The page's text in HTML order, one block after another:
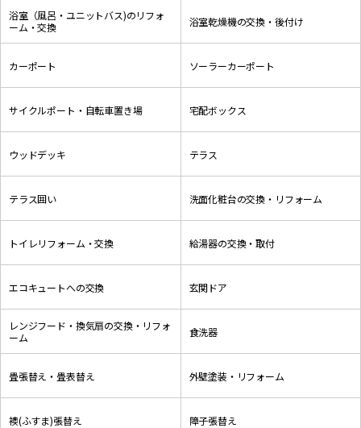
浴室（風呂・ユニットバス)のリフォ
ーム・交換
浴室乾燥機の交換・後付け
カーポート ソーラーカーポート
サイクルポート・自転車置き場 宅配ボックス
ウッドデッキ テラス
テラス囲い 洗面化粧台の交換・リフォーム
トイレリフォーム・交換 給湯器の交換・取付
エコキュートへの交換 玄関ドア
レンジフード・換気扇の交換・リフォ
ーム
食洗器
畳張替え・畳表替え 外壁塗装・リフォーム
襖(ふすま)張替え 障子張替え